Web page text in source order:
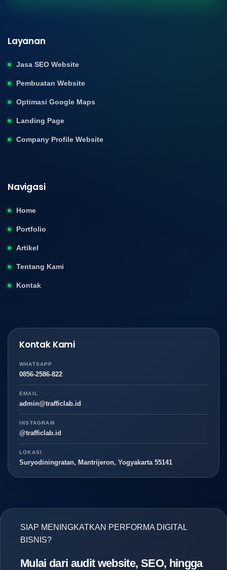
Layanan
Jasa SEO Website
Pembuatan Website
Optimasi Google Maps
Landing Page
Company Profile Website
Navigasi
Home
Portfolio
Artikel
Tentang Kami
Kontak
Kontak Kami
WHATSAPP
0856-2586-822
EMAIL
admin@trafficlab.id
INSTAGRAM
@trafficlab.id
LOKASI
Suryodiningratan, Mantrijeron, Yogyakarta 55141
SIAP MENINGKATKAN PERFORMA DIGITAL
BISNIS?
Mulai dari audit website, SEO, hingga